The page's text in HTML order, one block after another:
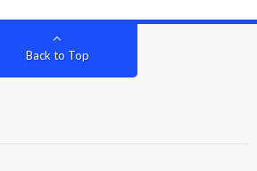
Back to Top